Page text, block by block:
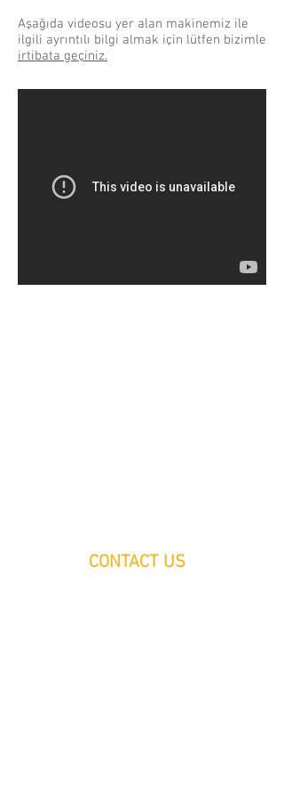
Aşağıda videosu yer alan makinemiz ile
ilgili ayrıntılı bilgi almak için lütfen bizimle
irtibata geçiniz.
CONTACT US